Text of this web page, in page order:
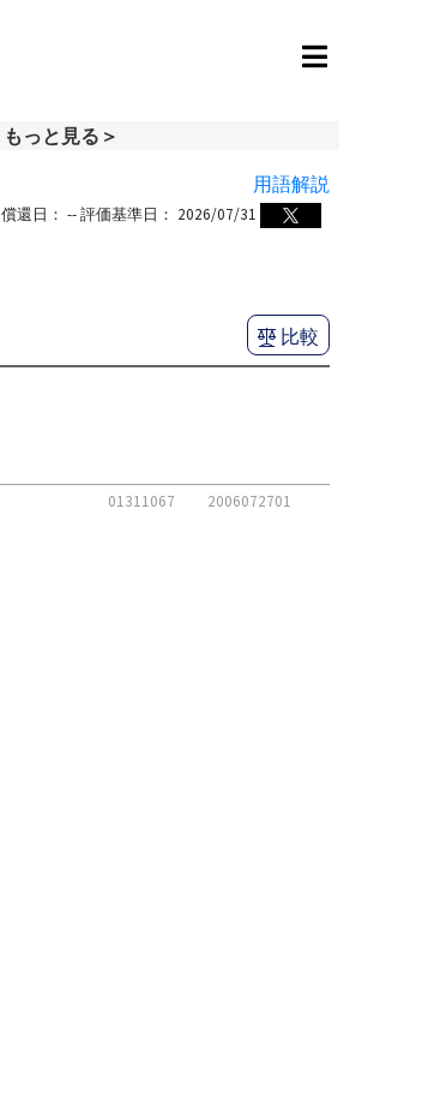
もっと見る＞
用語解説
償還日： -- 評価基準日： 2026/07/31
比較
01311067 2006072701